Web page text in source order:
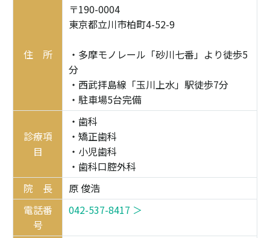
住 所
〒190-0004
東京都立川市柏町4-52-9
・多摩モノレール「砂川七番」より徒歩5
分
・西武拝島線「玉川上水」駅徒歩7分
・駐車場5台完備
診療項
目
・歯科
・矯正歯科
・小児歯科
・歯科口腔外科
院 長
原 俊浩
電話番
号
042-537-8417 ＞